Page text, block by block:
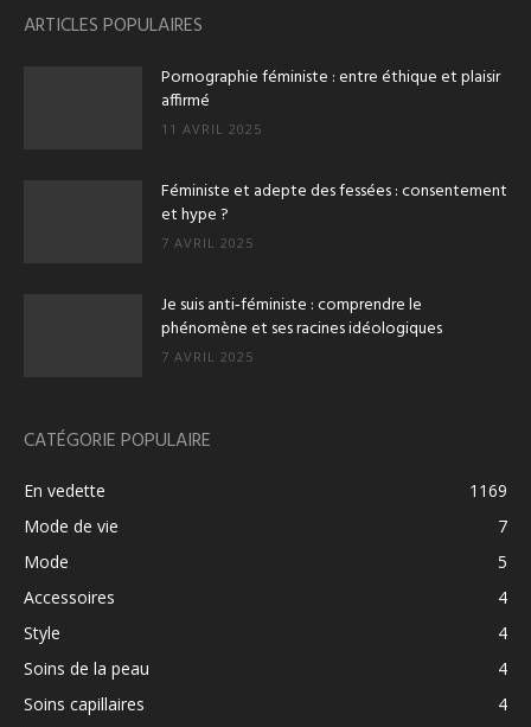
ARTICLES POPULAIRES
Pornographie féministe : entre éthique et plaisir
affirmé
11 AVRIL 2025
Féministe et adepte des fessées : consentement
et hype ?
7 AVRIL 2025
Je suis anti‑féministe : comprendre le
phénomène et ses racines idéologiques
7 AVRIL 2025
CATÉGORIE POPULAIRE
En vedette
1169
Mode de vie
7
Mode
5
Accessoires
4
Style
4
Soins de la peau
4
Soins capillaires
4